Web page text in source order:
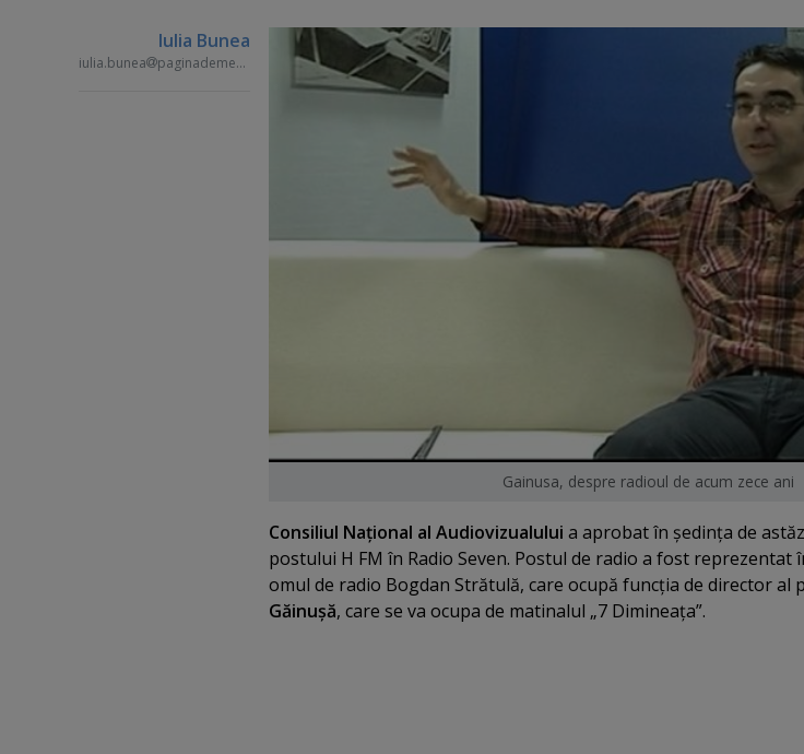
Iulia Bunea
iulia.bunea paginademedia.ro
Gainusa, despre radioul de acum zece ani
Consiliul Naţional al Audiovizualului a aprobat în şedinţa de
postului H FM în Radio Seven. Postul de radio a fost reprezentat
omul de radio Bogdan Strătulă, care ocupă funcţia de director al
Găinuşă, care se va ocupa de matinalul „7 Dimineaţa”.